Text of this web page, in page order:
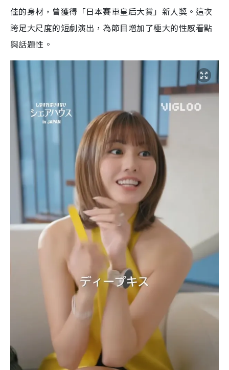
佳的身材，曾獲得「日本賽車皇后大賞」新人獎。這次
跨足大尺度的短劇演出，為節目增加了極大的性感看點
與話題性。